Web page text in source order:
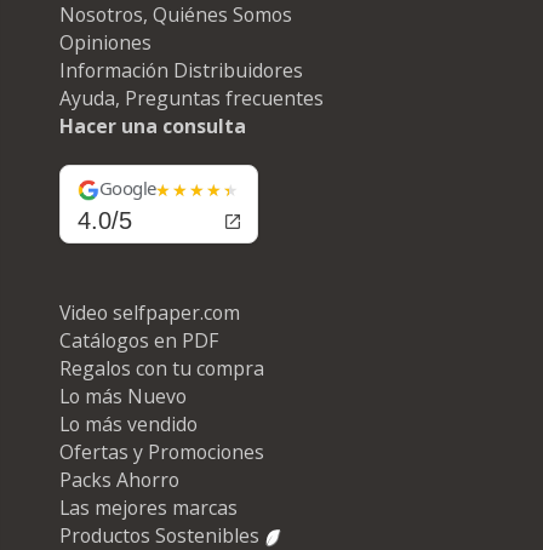
Nosotros, Quiénes Somos
Opiniones
Información Distribuidores
Ayuda, Preguntas frecuentes
Hacer una consulta
Google
4.0/5
Video selfpaper.com
Catálogos en PDF
Regalos con tu compra
Lo más Nuevo
Lo más vendido
Ofertas y Promociones
Packs Ahorro
Las mejores marcas
Productos Sostenibles